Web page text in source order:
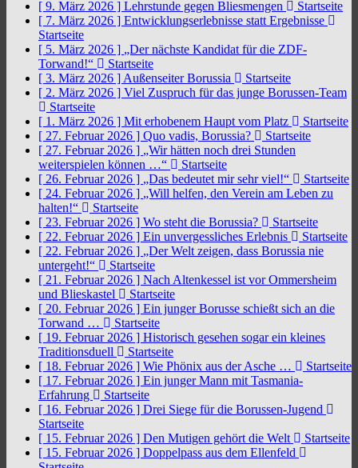
[ 9. März 2026 ] Lehrstunde gegen Bliesmengen
Startseite
[ 7. März 2026 ] Entwicklungserlebnisse statt Ergebnisse
Startseite
[ 5. März 2026 ] „Der nächste Kandidat für die ZDF-
Torwand!“
Startseite
[ 3. März 2026 ] Außenseiter Borussia
Startseite
[ 2. März 2026 ] Viel Zuspruch für das junge Borussen-Team
Startseite
[ 1. März 2026 ] Mit erhobenem Haupt vom Platz
Startseite
[ 27. Februar 2026 ] Quo vadis, Borussia?
Startseite
[ 27. Februar 2026 ] „Wir hätten noch drei Stunden
weiterspielen können …“
Startseite
[ 26. Februar 2026 ] „Das bedeutet mir sehr viel!“
Startseite
[ 24. Februar 2026 ] „Will helfen, den Verein am Leben zu
halten!“
Startseite
[ 23. Februar 2026 ] Wo steht die Borussia?
Startseite
[ 22. Februar 2026 ] Ein unvergessliches Erlebnis
Startseite
[ 22. Februar 2026 ] „Der Welt zeigen, dass Borussia nie
untergeht!“
Startseite
[ 21. Februar 2026 ] Nach Altenkessel ist vor Ommersheim
und Blieskastel
Startseite
[ 20. Februar 2026 ] Ein junger Borusse schießt sich an die
Torwand …
Startseite
[ 19. Februar 2026 ] Historisch gesehen sogar ein kleines
Traditionsduell
Startseite
[ 18. Februar 2026 ] Wie Phönix aus der Asche …
Startseite
[ 17. Februar 2026 ] Ein junger Mann mit Tasmania-
Erfahrung
Startseite
[ 16. Februar 2026 ] Drei Siege für die Borussen-Jugend
Startseite
[ 15. Februar 2026 ] Den Mutigen gehört die Welt
Startseite
[ 15. Februar 2026 ] Doppelpass aus dem Ellenfeld